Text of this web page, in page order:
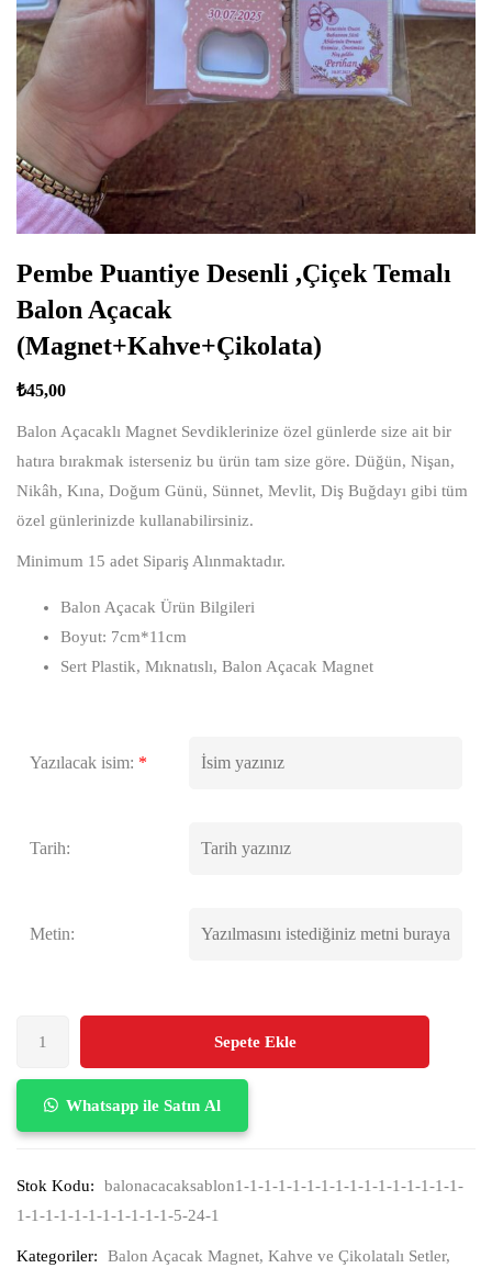
Pembe Puantiye Desenli ,Çiçek Temalı
Balon Açacak
(Magnet+Kahve+Çikolata)
₺45,00
Balon Açacaklı Magnet Sevdiklerinize özel günlerde size ait bir
hatıra bırakmak isterseniz bu ürün tam size göre. Düğün, Nişan,
Nikâh, Kına, Doğum Günü, Sünnet, Mevlit, Diş Buğdayı gibi tüm
özel günlerinizde kullanabilirsiniz.
Minimum 15 adet Sipariş Alınmaktadır.
Balon Açacak Ürün Bilgileri
Boyut: 7cm*11cm
Sert Plastik, Mıknatıslı, Balon Açacak Magnet
Yazılacak isim: *
Tarih:
Metin:
Sepete Ekle
Whatsapp ile Satın Al
Stok Kodu:
balonacacaksablon1-1-1-1-1-1-1-1-1-1-1-1-1-1-1-1-
1-1-1-1-1-1-1-1-1-1-1-5-24-1
Kategoriler: Balon Açacak Magnet, Kahve ve Çikolatalı Setler,